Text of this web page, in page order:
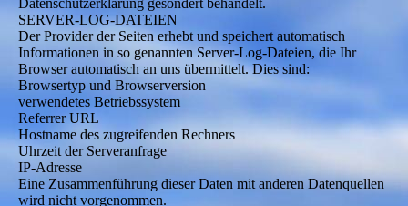
Datenschutzerklärung gesondert behandelt.
SERVER-LOG-DATEIEN
Der Provider der Seiten erhebt und speichert automatisch
Informationen in so genannten Server-Log-Dateien, die Ihr
Browser automatisch an uns übermittelt. Dies sind:
Browsertyp und Browserversion
verwendetes Betriebssystem
Referrer URL
Hostname des zugreifenden Rechners
Uhrzeit der Serveranfrage
IP-Adresse
Eine Zusammenführung dieser Daten mit anderen Datenquellen
wird nicht vorgenommen.